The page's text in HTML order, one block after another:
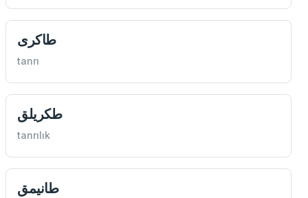
طاكری
tanrı
طكريلق
tanrılık
طانيمق